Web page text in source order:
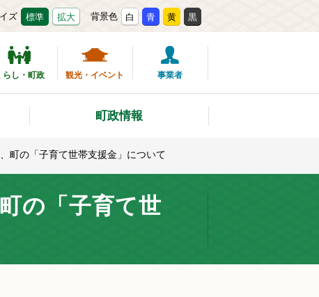
ズ 標準 拡大 背景色 白 青 黄 黒
らし・町政 観光・イベント 事業者
町政情報
町の「子育て世帯支援金」について
の「子育て世